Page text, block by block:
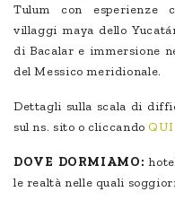
Tulum con esperienze
villaggi maya dello
di Bacalar e immersione
del Messico meridionale.
Dettagli sulla scala di
sul ns. sito o cliccando QUI
DOVE DORMIAMO:
le realtà nelle quali